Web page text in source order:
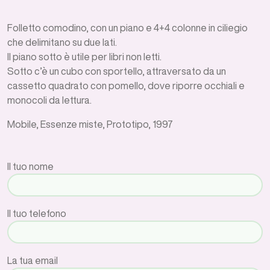
Folletto comodino, con un piano e 4+4 colonne in ciliegio
che delimitano su due lati.
Il piano sotto è utile per libri non letti.
Sotto c’è un cubo con sportello, attraversato da un
cassetto quadrato con pomello, dove riporre occhiali e
monocoli da lettura.
Mobile, Essenze miste, Prototipo, 1997
Il tuo nome
Il tuo telefono
La tua email